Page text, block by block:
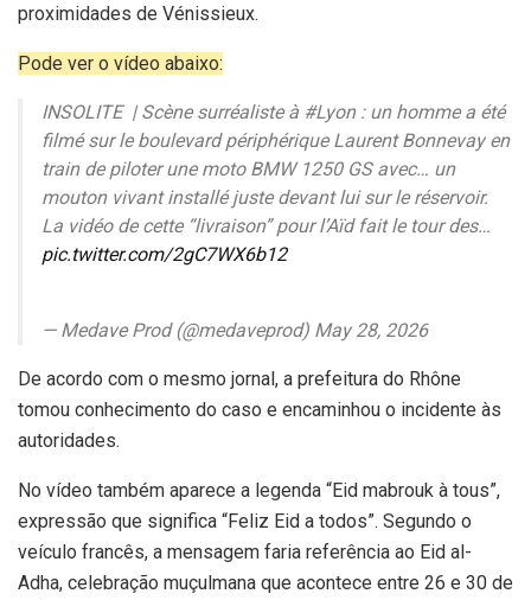
proximidades de Vénissieux.
Pode ver o vídeo abaixo:
INSOLITE ️ | Scène surréaliste à #Lyon : un homme a été
filmé sur le boulevard périphérique Laurent Bonnevay en
train de piloter une moto BMW 1250 GS avec… un
mouton vivant installé juste devant lui sur le réservoir.
​La vidéo de cette “livraison” pour l’Aïd fait le tour des…
pic.twitter.com/2gC7WX6b12
— Medave Prod (@medaveprod) May 28, 2026
De acordo com o mesmo jornal, a prefeitura do Rhône
tomou conhecimento do caso e encaminhou o incidente às
autoridades.
No vídeo também aparece a legenda “Eid mabrouk à tous”,
expressão que significa “Feliz Eid a todos”. Segundo o
veículo francês, a mensagem faria referência ao Eid al-
Adha, celebração muçulmana que acontece entre 26 e 30 de